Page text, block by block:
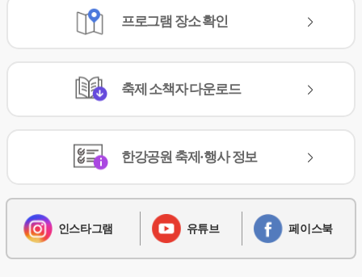
프로그램 장소 확인
축제 소책자 다운로드
한강공원 축제·행사 정보
인스타그램 유튜브 페이스북